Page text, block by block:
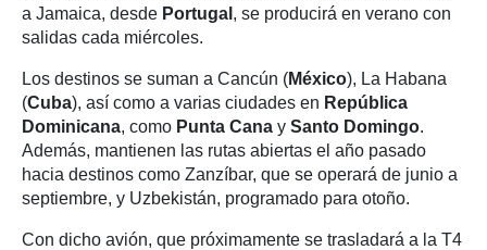
a Jamaica, desde Portugal , se producirá en verano con
salidas cada miércoles.
Los destinos se suman a Cancún (México), La Habana
(Cuba), así como a varias ciudades en República
Dominicana, como Punta Cana y Santo Domingo.
Además, mantienen las rutas abiertas el año pasado
hacia destinos como Zanzíbar, que se operará de junio a
septiembre, y Uzbekistán, programado para otoño.
Con dicho avión, que próximamente se trasladará a la T4